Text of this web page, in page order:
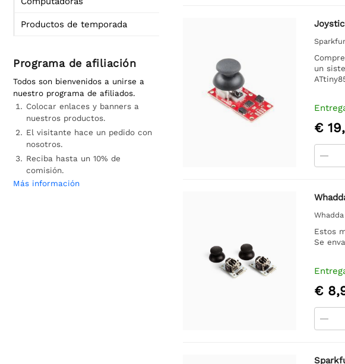
Productos de temporada
Programa de afiliación
Todos son bienvenidos a unirse a
nuestro programa de afiliados.
Colocar enlaces y banners a
nuestros productos.
El visitante hace un pedido con
nosotros.
Reciba hasta un 10% de
comisión.
Más información
un
€
Whadda
Estos
Se
€